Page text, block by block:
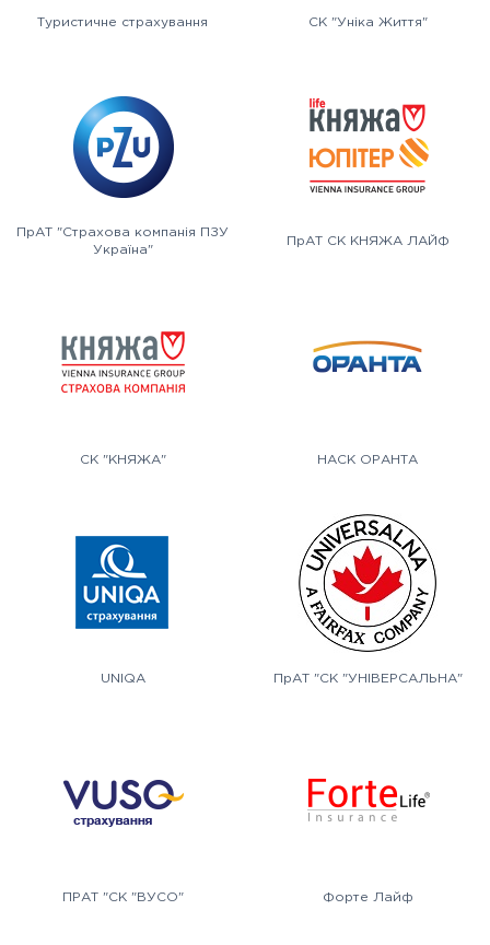
Туристичне страхування СК "Уніка Життя"
ПрАТ "Страхова компанія ПЗУ
Україна"
ПрАТ СК КНЯЖА ЛАЙФ
СК "КНЯЖА" НАСК ОРАНТА
UNIQA ПрАТ "СК "УНІВЕРСАЛЬНА"
ПРАТ "СК "ВУСО" Форте Лайф